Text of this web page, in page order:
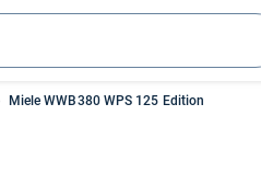
Miele WWB380 WPS 125 Edition